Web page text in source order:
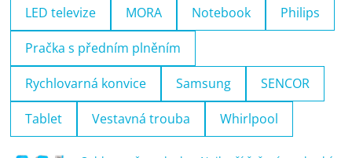
LED televize MORA Notebook Philips
Pračka s předním plněním
Rychlovarná konvice Samsung SENCOR
Tablet Vestavná trouba Whirlpool